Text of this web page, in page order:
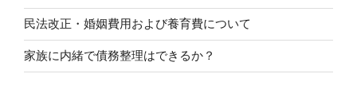
民法改正・婚姻費用および養育費について
家族に内緒で債務整理はできるか？